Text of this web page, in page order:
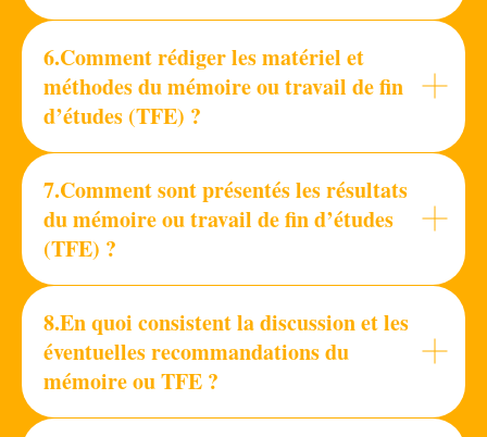
6.Comment rédiger les matériel et
méthodes du mémoire ou travail de fin
d’études (TFE) ?
7.Comment sont présentés les résultats
du mémoire ou travail de fin d’études
(TFE) ?
8.En quoi consistent la discussion et les
éventuelles recommandations du
mémoire ou TFE ?